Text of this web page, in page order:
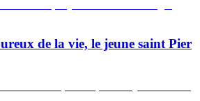
de la vie, le jeune saint Pier